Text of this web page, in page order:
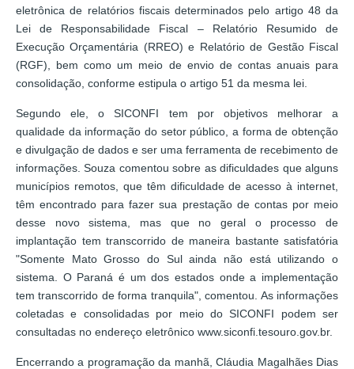
eletrônica de relatórios fiscais determinados pelo artigo 48 da
Lei de Responsabilidade Fiscal – Relatório Resumido de
Execução Orçamentária (RREO) e Relatório de Gestão Fiscal
(RGF), bem como um meio de envio de contas anuais para
consolidação, conforme estipula o artigo 51 da mesma lei.
Segundo ele, o SICONFI tem por objetivos melhorar a
qualidade da informação do setor público, a forma de obtenção
e divulgação de dados e ser uma ferramenta de recebimento de
informações. Souza comentou sobre as dificuldades que alguns
municípios remotos, que têm dificuldade de acesso à internet,
têm encontrado para fazer sua prestação de contas por meio
desse novo sistema, mas que no geral o processo de
implantação tem transcorrido de maneira bastante satisfatória
"Somente Mato Grosso do Sul ainda não está utilizando o
sistema. O Paraná é um dos estados onde a implementação
tem transcorrido de forma tranquila", comentou. As informações
coletadas e consolidadas por meio do SICONFI podem ser
consultadas no endereço eletrônico www.siconfi.tesouro.gov.br.
Encerrando a programação da manhã, Cláudia Magalhães Dias